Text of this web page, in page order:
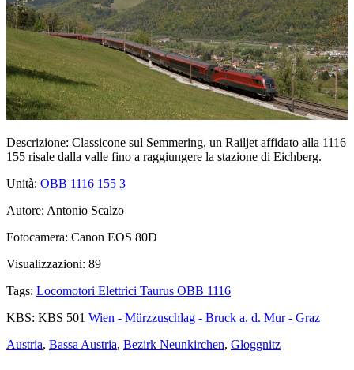
Descrizione: Classicone sul Semmering, un Railjet affidato alla 1116
155 risale dalla valle fino a raggiungere la stazione di Eichberg.
Unità: OBB 1116 155 3
Autore: Antonio Scalzo
Fotocamera: Canon EOS 80D
Visualizzazioni: 89
Tags: Locomotori Elettrici Taurus OBB 1116
KBS: KBS 501 Wien - Mürzzuschlag - Bruck a. d. Mur - Graz
Austria, Bassa Austria, Bezirk Neunkirchen, Gloggnitz